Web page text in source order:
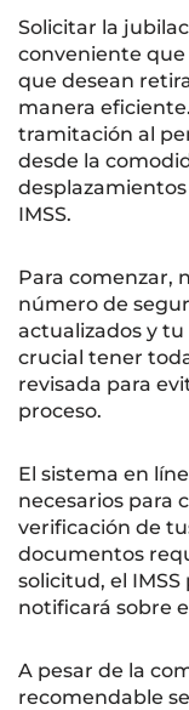
Solicitar la
conveniente que
que desean
manera
tramitación al
desde la
IMSS.
Para comenzar,
número de
actualizados y tu
crucial tener
revisada para
proceso.
El sistema en
necesarios para
verificación de
documentos
solicitud, el
notificará sobre
A pesar de la
recomendable